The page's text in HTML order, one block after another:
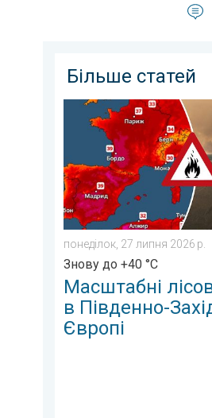
Більше статей
Масштабні лісові
понеділок, 27 липня 2026 р.
Знову до +40 °C
Масштабні
в Південно-
Європі